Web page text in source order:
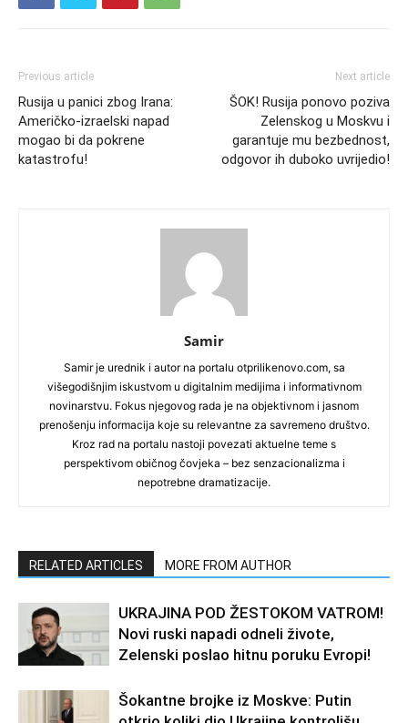
Previous article
Rusija u panici zbog Irana:
Američko-izraelski napad
mogao bi da pokrene
katastrofu!
Next article
ŠOK! Rusija ponovo poziva
Zelenskog u Moskvu i
garantuje mu bezbednost,
odgovor ih duboko uvrijedio!
Samir
Samir je urednik i autor na portalu otprilikenovo.com, sa
višegodišnjim iskustvom u digitalnim medijima i informativnom
novinarstvu. Fokus njegovog rada je na objektivnom i jasnom
prenošenju informacija koje su relevantne za savremeno društvo.
Kroz rad na portalu nastoji povezati aktuelne teme s
perspektivom običnog čovjeka – bez senzacionalizma i
nepotrebne dramatizacije.
RELATED ARTICLES MORE FROM AUTHOR
UKRAJINA POD ŽESTOKOM VATROM!
Novi ruski napadi odneli živote,
Zelenski poslao hitnu poruku Evropi!
Šokantne brojke iz Moskve: Putin